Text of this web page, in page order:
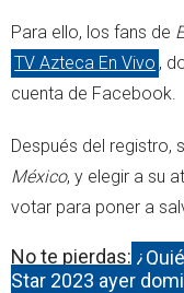
Para ello, los fans de
TV Azteca En Vivo ,
cuenta de Facebook.
Después del registro,
México, y elegir a su
votar para poner a
No te pierdas:
Star 2023 ayer